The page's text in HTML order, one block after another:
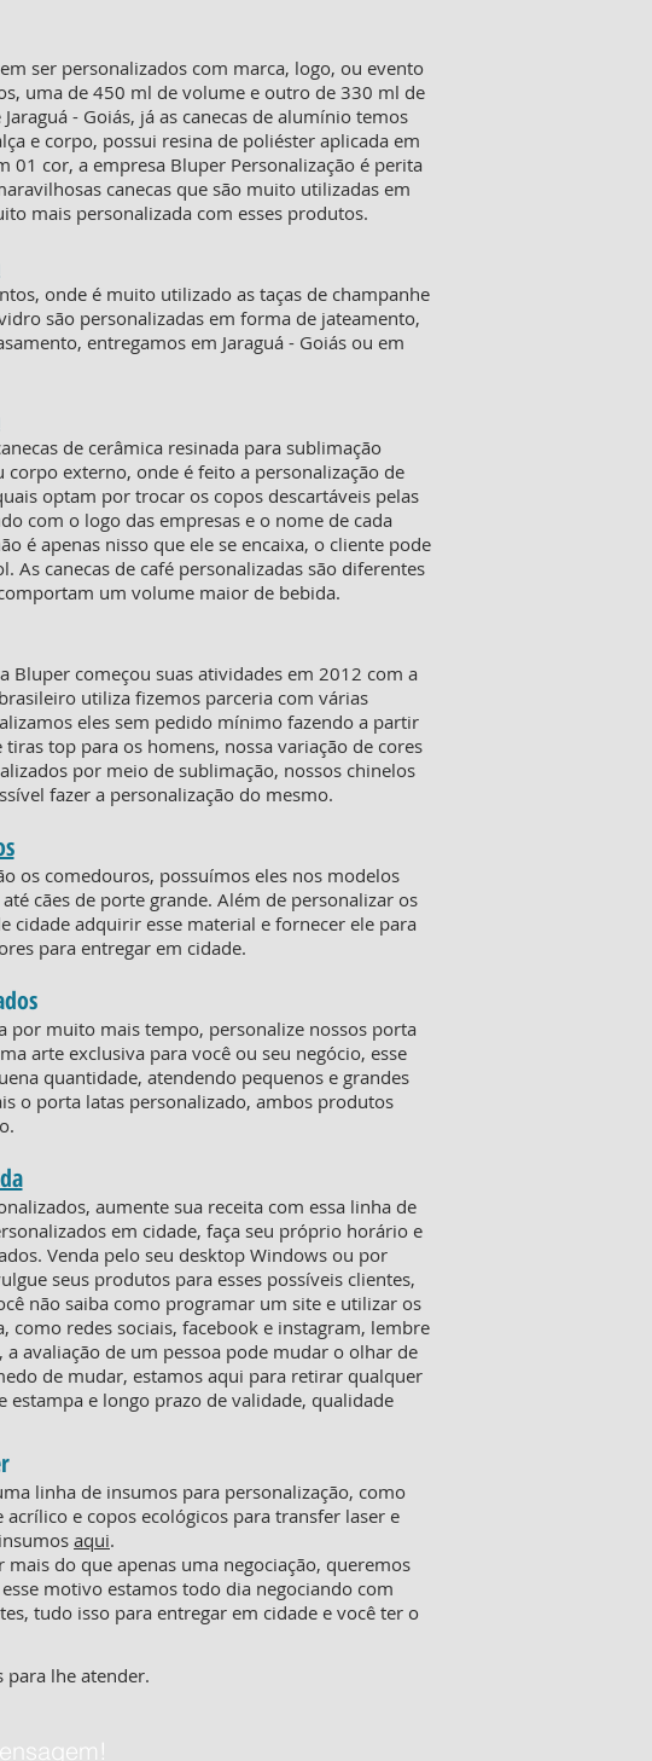
ser personalizados com marca, logo, ou evento
uma de 450 ml de volume e outro de 330 ml de
- Goiás, já as canecas de alumínio temos
e corpo, possui resina de poliéster aplicada em
cor, a empresa Bluper Personalização é perita
canecas que são muito utilizadas em
mais personalizada com esses produtos.
onde é muito utilizado as taças de champanhe
são personalizadas em forma de jateamento,
entregamos em Jaraguá - Goiás ou em
de cerâmica resinada para sublimação
externo, onde é feito a personalização de
optam por trocar os copos descartáveis pelas
com o logo das empresas e o nome de cada
é apenas nisso que ele se encaixa, o cliente pode
As canecas de café personalizadas são diferentes
um volume maior de bebida.
Bluper começou suas atividades em 2012 com a
utiliza fizemos parceria com várias
eles sem pedido mínimo fazendo a partir
top para os homens, nossa variação de cores
por meio de sublimação, nossos chinelos
fazer a personalização do mesmo.
os comedouros, possuímos eles nos modelos
cães de porte grande. Além de personalizar os
cidade adquirir esse material e fornecer ele para
para entregar em cidade.
por muito mais tempo, personalize nossos porta
arte exclusiva para você ou seu negócio, esse
quantidade, atendendo pequenos e grandes
o porta latas personalizado, ambos produtos
aumente sua receita com essa linha de
em cidade, faça seu próprio horário e
Venda pelo seu desktop Windows ou por
seus produtos para esses possíveis clientes,
não saiba como programar um site e utilizar os
como redes sociais, facebook e instagram, lembre
avaliação de um pessoa pode mudar o olhar de
de mudar, estamos aqui para retirar qualquer
e longo prazo de validade, qualidade
linha de insumos para personalização, como
e copos ecológicos para transfer laser e
aqui.
do que apenas uma negociação, queremos
motivo estamos todo dia negociando com
tudo isso para entregar em cidade e você ter o
para lhe atender.